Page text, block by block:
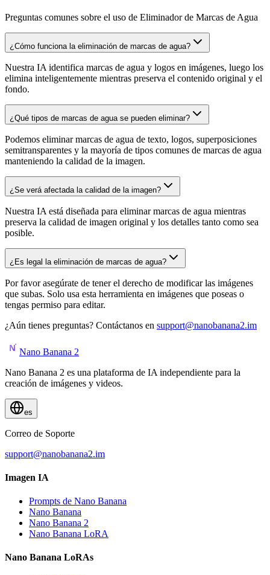
Preguntas comunes sobre el uso de Eliminador de Marcas de Agua
¿Cómo funciona la eliminación de marcas de agua?
Nuestra IA identifica marcas de agua y logos en imágenes, luego los
elimina inteligentemente mientras preserva el contenido original y el
fondo.
¿Qué tipos de marcas de agua se pueden eliminar?
Podemos eliminar marcas de agua de texto, logos, superposiciones
semitransparentes y la mayoría de tipos comunes de marcas de agua
manteniendo la calidad de la imagen.
¿Se verá afectada la calidad de la imagen?
Nuestra IA está diseñada para eliminar marcas de agua mientras
preserva la calidad de imagen original y los detalles tanto como sea
posible.
¿Es legal la eliminación de marcas de agua?
Por favor asegúrate de tener el derecho de modificar las imágenes
que subas. Solo usa esta herramienta en imágenes que poseas o
tengas permiso para editar.
¿Aún tienes preguntas? Contáctanos en support@nanobanana2.im
Nano Banana 2
Nano Banana 2 es una plataforma de IA independiente para la
creación de imágenes y videos.
es
Correo de Soporte
support@nanobanana2.im
Imagen IA
Prompts de Nano Banana
Nano Banana
Nano Banana 2
Nano Banana LoRA
Nano Banana LoRAs